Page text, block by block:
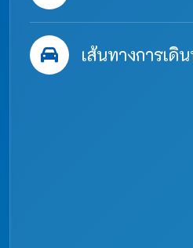
เส้นทางการเดิ